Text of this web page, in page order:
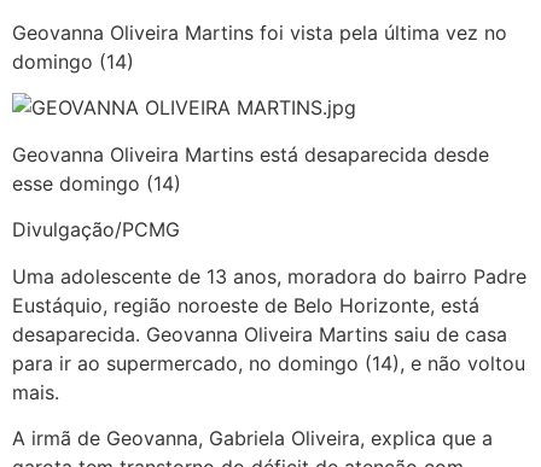
Geovanna Oliveira Martins foi vista pela última vez no
domingo (14)
Geovanna Oliveira Martins está desaparecida desde
esse domingo (14)
Divulgação/PCMG
Uma adolescente de 13 anos, moradora do bairro Padre
Eustáquio, região noroeste de Belo Horizonte, está
desaparecida. Geovanna Oliveira Martins saiu de casa
para ir ao supermercado, no domingo (14), e não voltou
mais.
A irmã de Geovanna, Gabriela Oliveira, explica que a